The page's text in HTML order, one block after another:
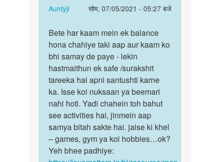
job
bilkul
by
amit
sana
Auntyji
सोम, 07/05/2021 - 05:27 बजे
In
reply
to
Baar
baar
hastmaithun
by
Gk
Bete
har
kaam
mein
ek…
Bete har kaam mein ek balance
hona chahiye taki aap aur kaam ko
bhi samay de paye - lekin
hastmaithun ek safe /surakshit
tareeka hai apni santushti karne
ka. Isse koi nuksaan ya beemari
nahi hoti. Yadi chahein toh bahut
see activities hai, jinmein aap
samya bitah sakte hai. jaise ki khel
– games, gym ya koi hobbies…ok?
Yeh bhee padhiye: